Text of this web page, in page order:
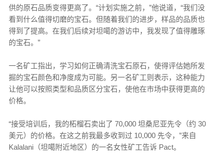
供的原石品质变得更高了。“计划实施之前，”他说道，“我们没
看到什么值得切磨的宝石。但随着我们的进步，样品的品质也
得到了提高。在我们后续对坦噶的游访中，我发现了值得雕琢
的宝石。”
一名矿工指出，学习如何正确清洗宝石原石，使得评估她所发
掘的宝石颜色和净度成为可能。另一名矿工则表示，这种能力
让他可以按照类型和品质区分宝石，使他在市场中获得更高的
价格。
“接受培训后，我的柘榴石卖出了 70,000 坦桑尼亚先令（约 30
美元）的价格。在这之前我最多收到过 10,000 先令，”来自
Kalalani（坦噶附近地区）的一名女性矿工告诉 Pact。